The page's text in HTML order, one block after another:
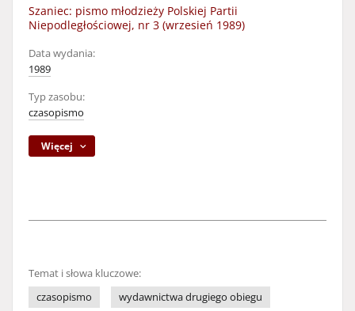
Szaniec: pismo młodzieży Polskiej Partii
Niepodległościowej, nr 3 (wrzesień 1989)
Data wydania:
1989
Typ zasobu:
czasopismo
Więcej
Temat i słowa kluczowe:
czasopismo
wydawnictwa drugiego obiegu